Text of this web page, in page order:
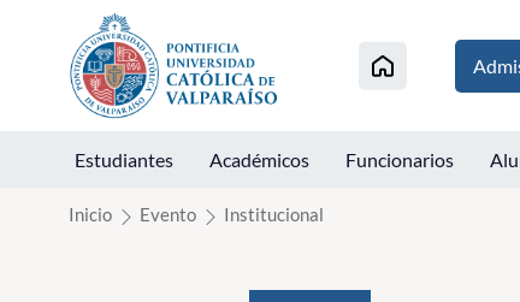
Click acá para ir directamente al contenido
Estudiantes Académicos Funcionarios
Inicio Evento Institucional